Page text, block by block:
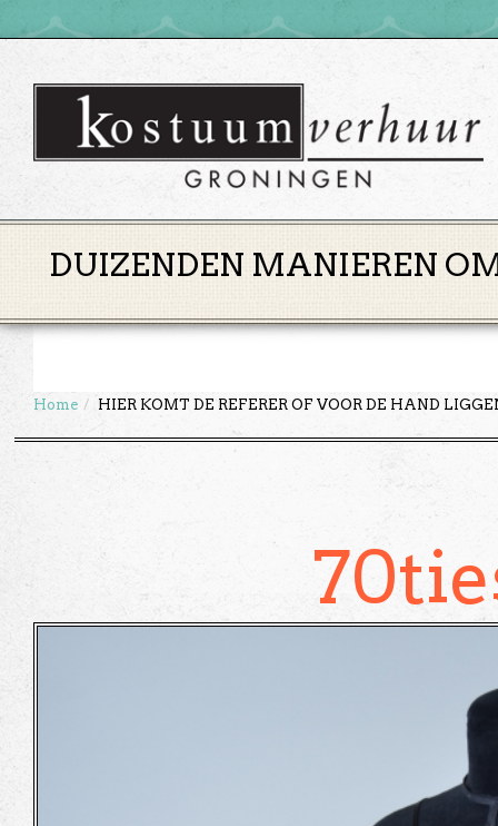
DUIZENDEN MANIEREN
Home HIER KOMT DE REFERER OF VOOR DE HAND